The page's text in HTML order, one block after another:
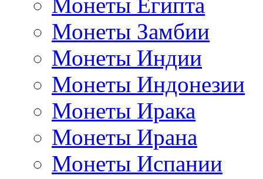
Монеты Замбии
Монеты Индии
Монеты Индонезии
Монеты Ирака
Монеты Ирана
Монеты Испании